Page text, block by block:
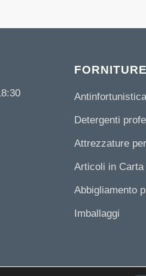
Antinfortunistica
Detergenti
Attrezzature
Articoli in Carta
Abbigliamento
Imballaggi